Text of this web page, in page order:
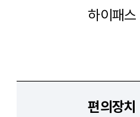
하이패스
편의장치